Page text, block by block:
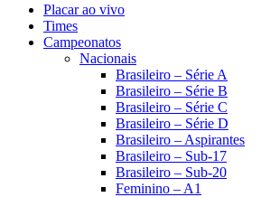
Placar ao vivo
Times
Campeonatos
Nacionais
Brasileiro – Série A
Brasileiro – Série B
Brasileiro – Série C
Brasileiro – Série D
Brasileiro – Aspirantes
Brasileiro – Sub-17
Brasileiro – Sub-20
Feminino – A1